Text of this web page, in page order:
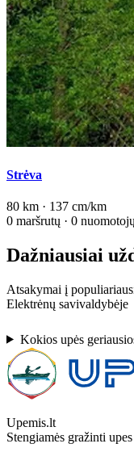
Strėva
80 km · 137 cm/km
0 maršrutų · 0 nuomotojų
Dažniausiai
Atsakymai į
Elektrėnų savivaldybėje
Kokios upės
Upemis.lt
Stengiamės gražinti